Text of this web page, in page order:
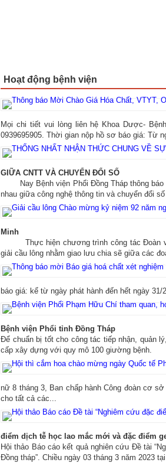
Hoạt động bệnh viện
Mọi chi tiết vui lòng liên hệ Khoa Dược-
0939695905. Thời gian nộp hồ sơ báo giá: Từ
GIỮA CNTT VÀ CHUYỂN ĐỔI SỐ
Nay Bệnh viện Phổi Đồng Tháp thông báo
nhau giữa công nghệ thông tin và chuyển đổi
Minh
Thực hiện chương trình công tác Đoàn và
giải cầu lông nhằm giao lưu chia sẽ giữa các
báo giá: kể từ ngày phát hành đến hết ngày
Bệnh viện Phổi tỉnh Đồng Tháp
Để chuẩn bị tốt cho công tác tiếp nhận, quản
cấp xây dựng với quy mô 100 giường bệnh.
nữ 8 tháng 3, Ban chấp hành Công đoàn cơ
cho tất cả các...
điểm dịch tễ học lao mắc mới và đặc điểm
Hội thảo Báo cáo kết quả nghiên cứu Đề tài
Đồng tháp”. Chiều ngày 03 tháng 3 năm 2023